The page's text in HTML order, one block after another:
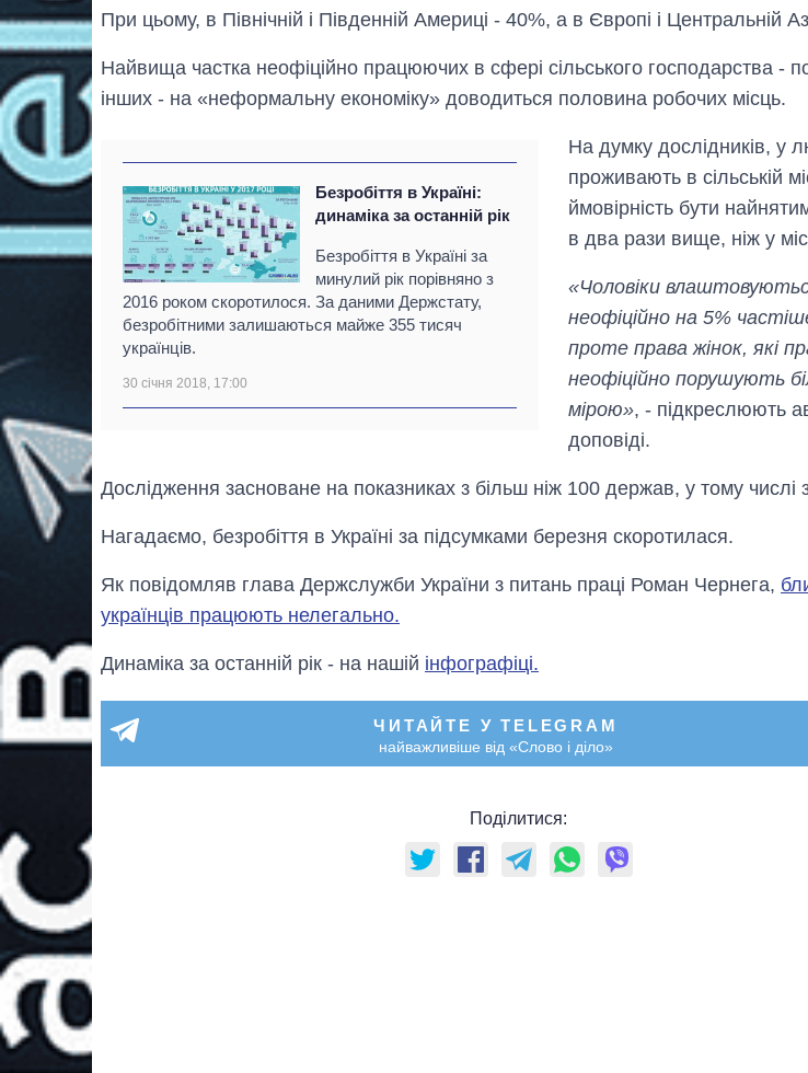
При цьому, в Північній і Південній Америці - 40%, а в Європі і Центральній
Найвища частка неофіційно працюючих в сфері сільського господарства -
інших - на «неформальну економіку» доводиться половина робочих місць.
Безробіття в Україні:
динаміка за останній рік
Безробіття в Україні за
минулий рік порівняно з
2016 роком скоротилося. За даними Держстату,
безробітними залишаються майже 355 тисяч
українців.
30 січня 2018, 17:00
На думку дослідників, у
проживають в сільській
ймовірність бути
в два рази вище, ніж у
«Чоловіки
неофіційно на 5%
проте права жінок, які
неофіційно порушують
мірою», - підкреслюють
доповіді.
Дослідження засноване на показниках з більш ніж 100 держав, у тому числі
Нагадаємо, безробіття в Україні за підсумками березня скоротилася.
Як повідомляв глава Держслужби України з питань праці Роман Чернега,
українців працюють нелегально.
Динаміка за останній рік - на нашій інфографіці.
ЧИТАЙТЕ У TELEGRAM
найважливіше від «Слово і діло»
Поділитися: